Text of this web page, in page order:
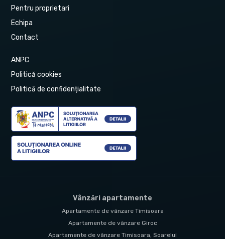
Pentru proprietari
Echipa
Contact
ANPC
Politică cookies
Politică de confidențialitate
Vânzări apartamente
Apartamente de vânzare Timisoara
Apartamente de vânzare Giroc
Apartamente de vânzare Timisoara, Soarelui